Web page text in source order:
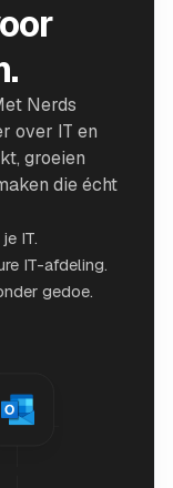
Nerds
over IT en
groeien
die écht
IT.
IT-afdeling.
gedoe.